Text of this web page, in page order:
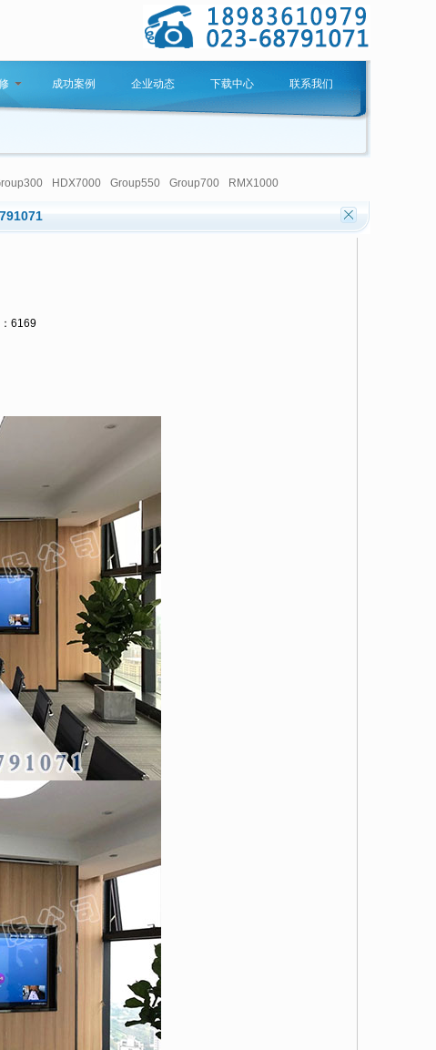
成功案例 企业动态 下载中心 联系我们
HDX7000 Group550 Group700 RMX1000
6169